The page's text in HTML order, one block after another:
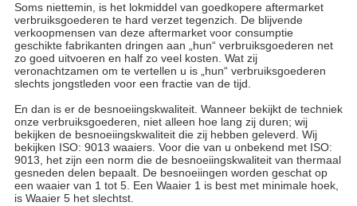
Soms niettemin, is het lokmiddel van goedkopere aftermarket
verbruiksgoederen te hard verzet tegenzich. De blijvende
verkoopmensen van deze aftermarket voor consumptie
geschikte fabrikanten dringen aan „hun“ verbruiksgoederen net
zo goed uitvoeren en half zo veel kosten. Wat zij
veronachtzamen om te vertellen u is „hun“ verbruiksgoederen
slechts jongstleden voor een fractie van de tijd.
En dan is er de besnoeiingskwaliteit. Wanneer bekijkt de techniek
onze verbruiksgoederen, niet alleen hoe lang zij duren; wij
bekijken de besnoeiingskwaliteit die zij hebben geleverd. Wij
bekijken ISO: 9013 waaiers. Voor die van u onbekend met ISO:
9013, het zijn een norm die de besnoeiingskwaliteit van thermaal
gesneden delen bepaalt. De besnoeiingen worden geschat op
een waaier van 1 tot 5. Een Waaier 1 is best met minimale hoek,
is Waaier 5 het slechtst.